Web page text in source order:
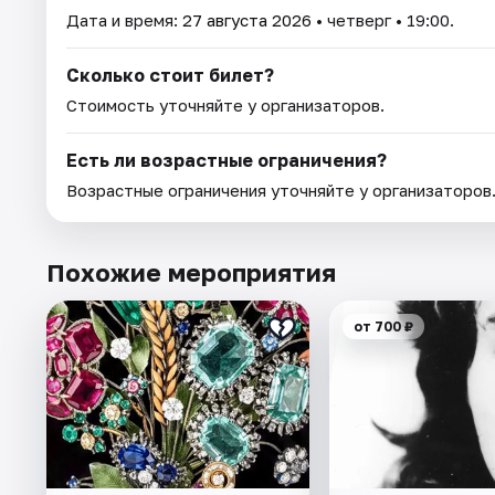
Дата и время: 27 августа 2026 • четверг • 19:00.
Сколько стоит билет?
Стоимость уточняйте у организаторов.
Есть ли возрастные ограничения?
Возрастные ограничения уточняйте у организаторов.
Похожие мероприятия
от 700 ₽